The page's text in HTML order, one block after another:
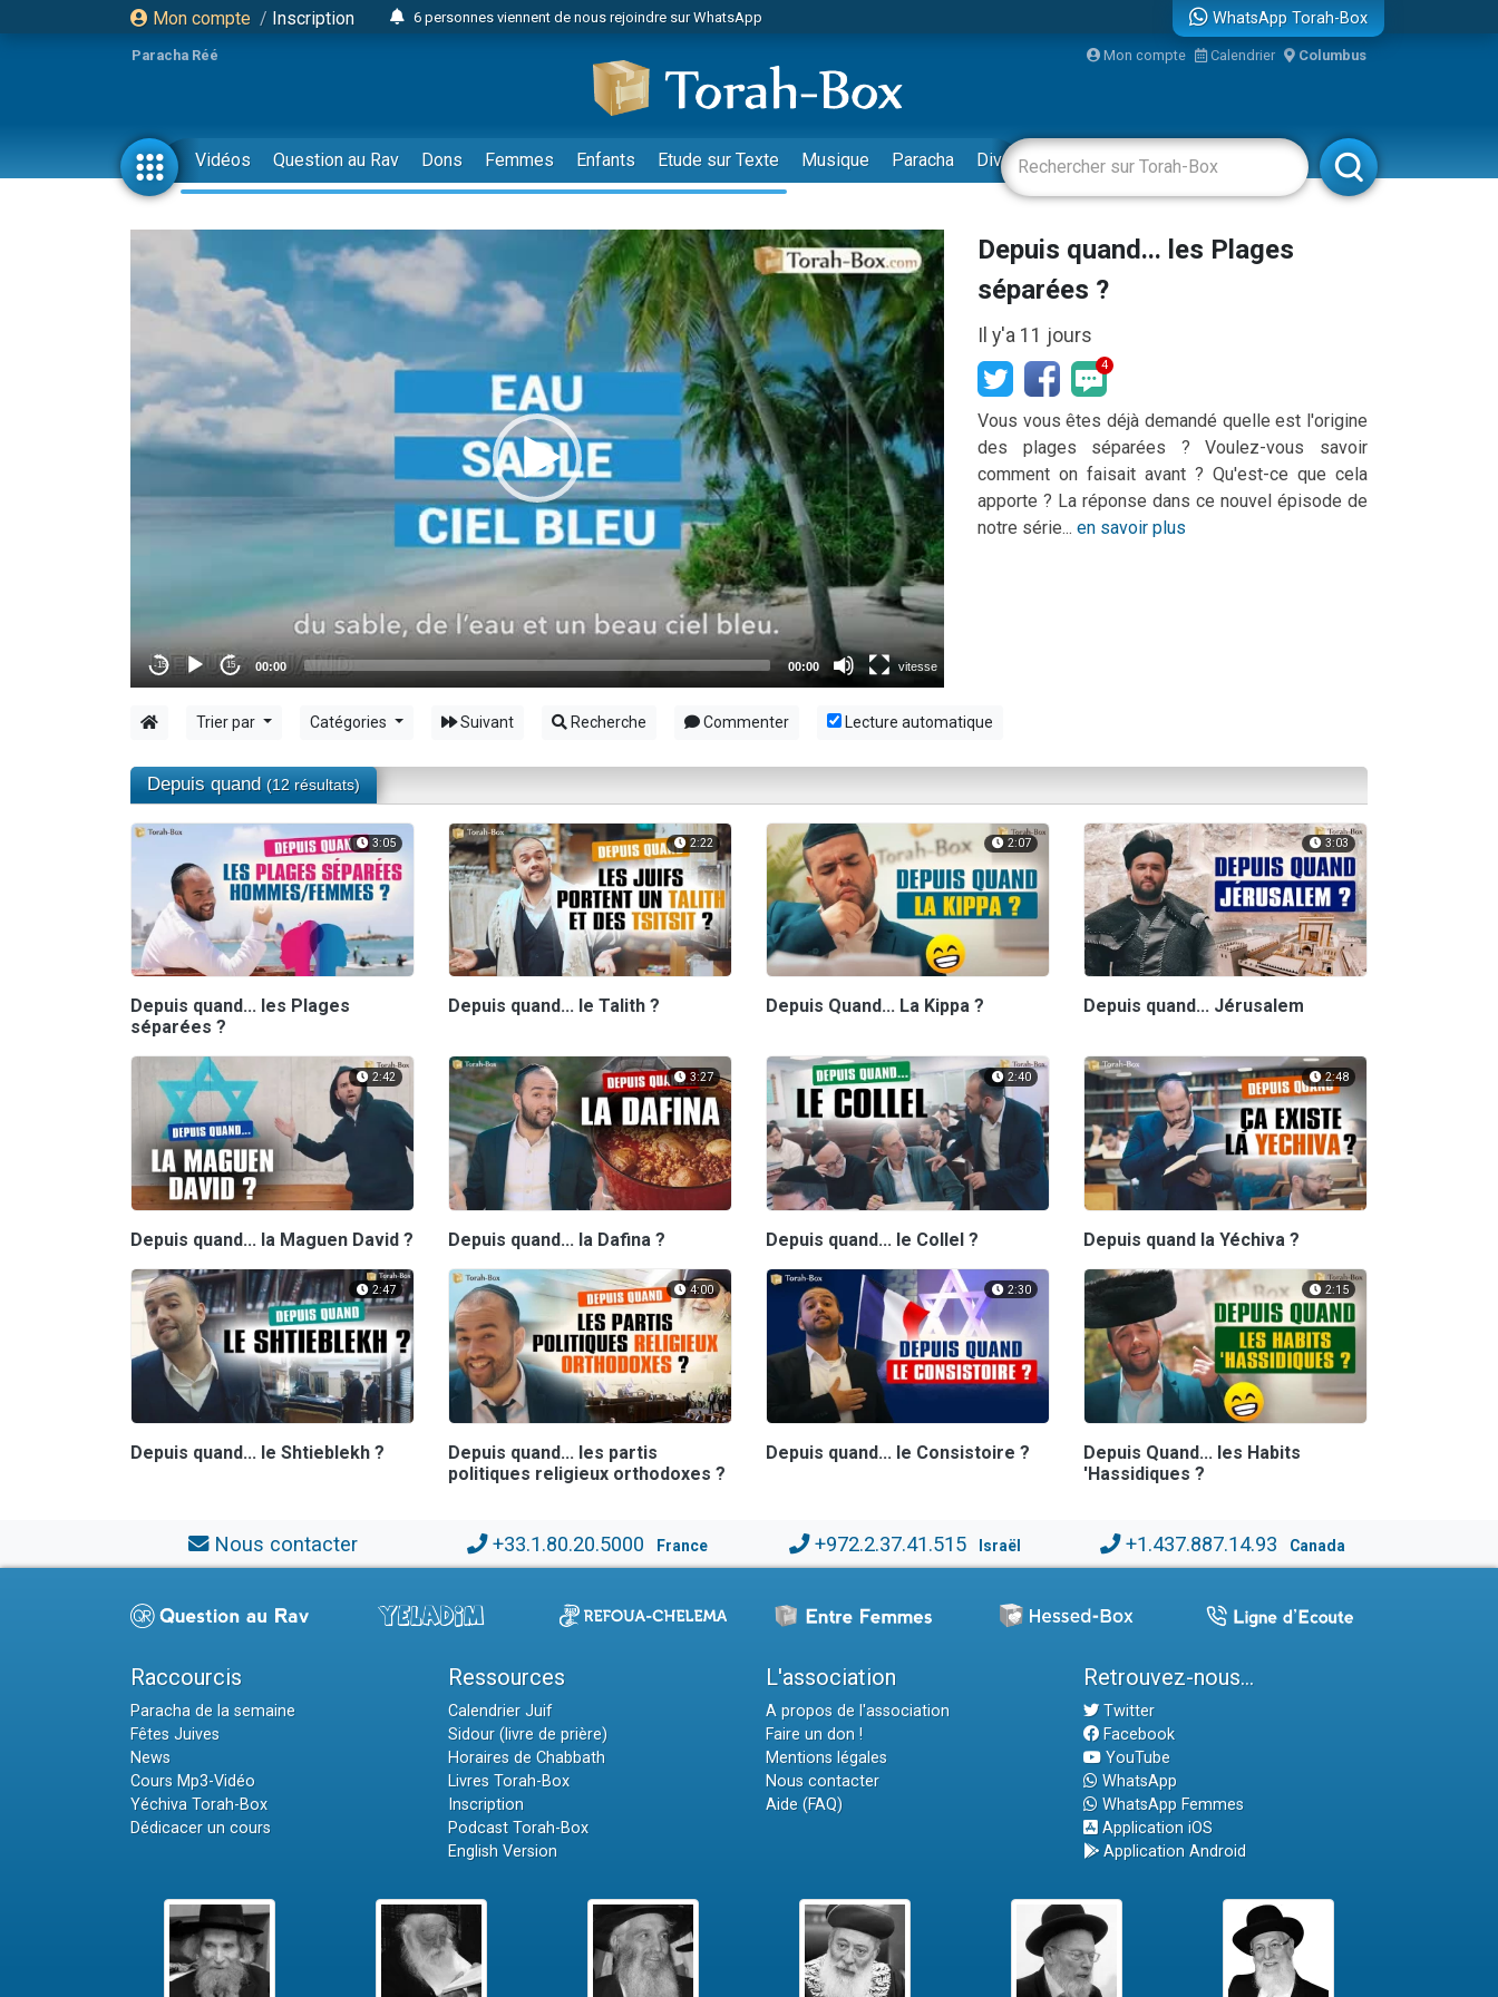
Mon compte / Inscription
6 personnes viennent de nous rejoindre sur WhatsApp
2 personnes viennent de faire un don pour 1 Journée de Vacances Pour les Enfants
17 personnes viennent de demander une bénédiction
4 personnes viennent de nous rejoindre sur WhatsApp
Il reste 49 places pour étudier en groupe sur Zoom
Eva vient de donner son Maasser
4 personnes viennent de nous rejoindre sur WhatsApp
3 personnes viennent de nous rejoindre sur WhatsApp
3 personnes viennent de faire un don pour 5 jours de vacances aux Orphelins
Odaya vient de donner son Maasser
13 personnes viennent de demander une bénédiction
2 personnes viennent de nous rejoindre sur WhatsApp
30 personnes viennent de faire un don pour Sauvez la jambe de Yohan
Il reste 49 places pour étudier en groupe sur Zoom
12 nouvelles musiques dans Torah-Box Music
3 personnes viennent de nous rejoindre sur WhatsApp
2 personnes viennent de nous rejoindre sur WhatsApp
2 personnes viennent de nous rejoindre sur WhatsApp
WhatsApp Torah-Box
Paracha Réé Mon compte Calendrier Columbus
Vidéos Question au Rav Dons Femmes Enfants Etude sur Texte Musique Paracha Divertissements Livres Rabbanim
Depuis quand... les Plages
séparées ?
Il y'a 11 jours
4
Vous vous êtes déjà demandé quelle est l'origine
des plages séparées ? Voulez-vous savoir
comment on faisait avant ? Qu'est-ce que cela
apporte ? La réponse dans ce nouvel épisode de
notre série... en savoir plus
Trier par Catégories Suivant Recherche Commenter Lecture automatique
Depuis quand (12 résultats)
3:05
Depuis quand... les Plages
séparées ?
2:22
Depuis quand... le Talith ?
2:07
Depuis Quand... La Kippa ?
3:03
Depuis quand... Jérusalem
2:42
Depuis quand... la Maguen David ?
3:27
Depuis quand... la Dafina ?
2:40
Depuis quand... le Collel ?
2:48
Depuis quand la Yéchiva ?
2:47
Depuis quand... le Shtieblekh ?
4:00
Depuis quand... les partis
politiques religieux orthodoxes ?
2:30
Depuis quand... le Consistoire ?
2:15
Depuis Quand... les Habits
'Hassidiques ?
Nous contacter +33.1.80.20.5000 France +972.2.37.41.515 Israël +1.437.887.14.93 Canada
Raccourcis
Paracha de la semaine
Fêtes Juives
News
Cours Mp3-Vidéo
Yéchiva Torah-Box
Dédicacer un cours
Ressources
Calendrier Juif
Sidour (livre de prière)
Horaires de Chabbath
Livres Torah-Box
Inscription
Podcast Torah-Box
English Version
L'association
A propos de l'association
Faire un don !
Mentions légales
Nous contacter
Aide (FAQ)
Retrouvez-nous...
Twitter
Facebook
YouTube
WhatsApp
WhatsApp Femmes
Application iOS
Application Android